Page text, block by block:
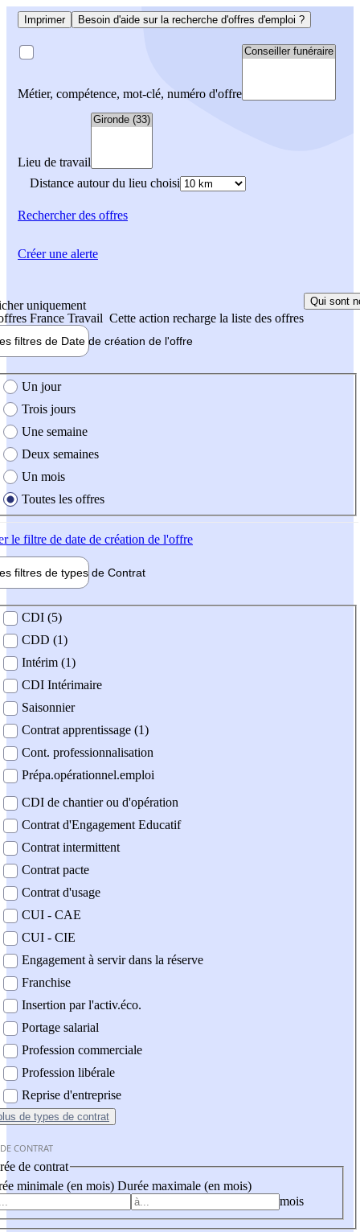
Imprimer Besoin d'aide sur la recherche d'offres d'emploi ?
Métier, compétence, mot-clé, numéro d'offre
Lieu de travail
Distance autour du lieu choisi
Rechercherdes offres
uniquement
France Travail Cette action recharge la liste des offres
Qui sont
filtres de Date de création de l'offre
création de l'offre
Un jour
Trois jours
Une semaine
Deux semaines
Un mois
Toutes les offres
le filtre de date de création de l'offre
filtres de types de Contrat
contrat
CDI (5)
CDD (1)
Intérim (1)
CDI Intérimaire
Saisonnier
Contrat apprentissage (1)
Cont. professionnalisation
Prépa.opérationnel.emploi
CDI de chantier ou d'opération
Contrat d'Engagement Educatif
Contrat intermittent
Contrat pacte
Contrat d'usage
CUI - CAE
CUI - CIE
Engagement à servir dans la réserve
Franchise
Insertion par l'activ.éco.
Portage salarial
Profession commerciale
Profession libérale
Reprise d'entreprise
de types de contrat
CONTRAT
de contrat
minimale (en mois) Durée maximale (en mois)
mois
Créer une alerte